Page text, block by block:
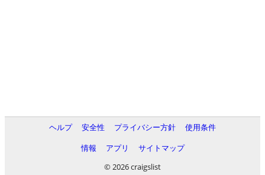
ヘルプ 安全性 プライバシー方針
使用条件
情報
アプリ
サイトマップ
© 2026 craigslist